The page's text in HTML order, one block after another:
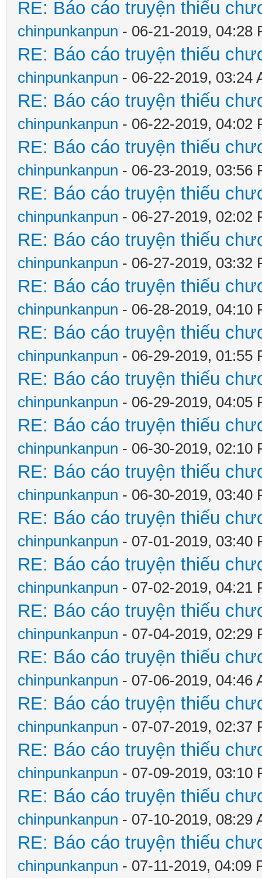
RE: Báo cáo truyện thiếu
chinpunkanpun - 06-21-2019, 04:28
RE: Báo cáo truyện thiếu
chinpunkanpun - 06-22-2019, 03:24
RE: Báo cáo truyện thiếu
chinpunkanpun - 06-22-2019, 04:02
RE: Báo cáo truyện thiếu
chinpunkanpun - 06-23-2019, 03:56
RE: Báo cáo truyện thiếu
chinpunkanpun - 06-27-2019, 02:02
RE: Báo cáo truyện thiếu
chinpunkanpun - 06-27-2019, 03:32
RE: Báo cáo truyện thiếu
chinpunkanpun - 06-28-2019, 04:10
RE: Báo cáo truyện thiếu
chinpunkanpun - 06-29-2019, 01:55
RE: Báo cáo truyện thiếu
chinpunkanpun - 06-29-2019, 04:05
RE: Báo cáo truyện thiếu
chinpunkanpun - 06-30-2019, 02:10
RE: Báo cáo truyện thiếu
chinpunkanpun - 06-30-2019, 03:40
RE: Báo cáo truyện thiếu
chinpunkanpun - 07-01-2019, 03:40
RE: Báo cáo truyện thiếu
chinpunkanpun - 07-02-2019, 04:21
RE: Báo cáo truyện thiếu
chinpunkanpun - 07-04-2019, 02:29
RE: Báo cáo truyện thiếu
chinpunkanpun - 07-06-2019, 04:46
RE: Báo cáo truyện thiếu
chinpunkanpun - 07-07-2019, 02:37
RE: Báo cáo truyện thiếu
chinpunkanpun - 07-09-2019, 03:10
RE: Báo cáo truyện thiếu
chinpunkanpun - 07-10-2019, 08:29
RE: Báo cáo truyện thiếu
chinpunkanpun - 07-11-2019, 04:09